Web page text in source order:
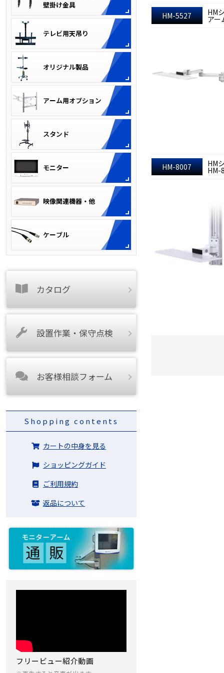
HM-5527 HM
ア
HM-8007 HM
HM-
カタログ
設置作業・保守点検
お客様相談フォーム
Shopping contents
カートの中身を見る
ショッピングガイド
ご利用規約
返品について
フリービュー紹介動画